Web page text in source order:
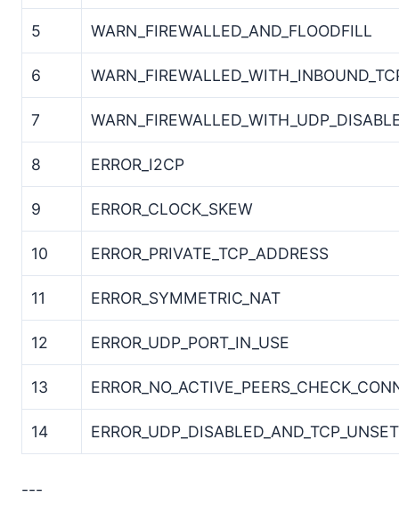
5 WARN_FIREWALLED_AND_FLOODFILL
6
7
8 ERROR_I2CP
9 ERROR_CLOCK_SKEW
10 ERROR_PRIVATE_TCP_ADDRESS
11 ERROR_SYMMETRIC_NAT
12 ERROR_UDP_PORT_IN_USE
13
14 ERROR_UDP_DISABLED_AND_TCP_UNSET
---